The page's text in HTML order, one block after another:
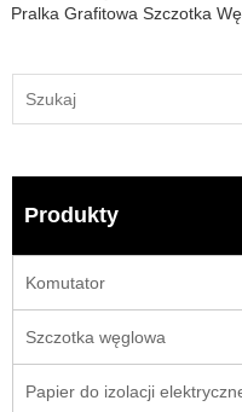
Pralka Grafitowa Szczotka
Produkty
Komutator
Szczotka węglowa
Papier do izolacji